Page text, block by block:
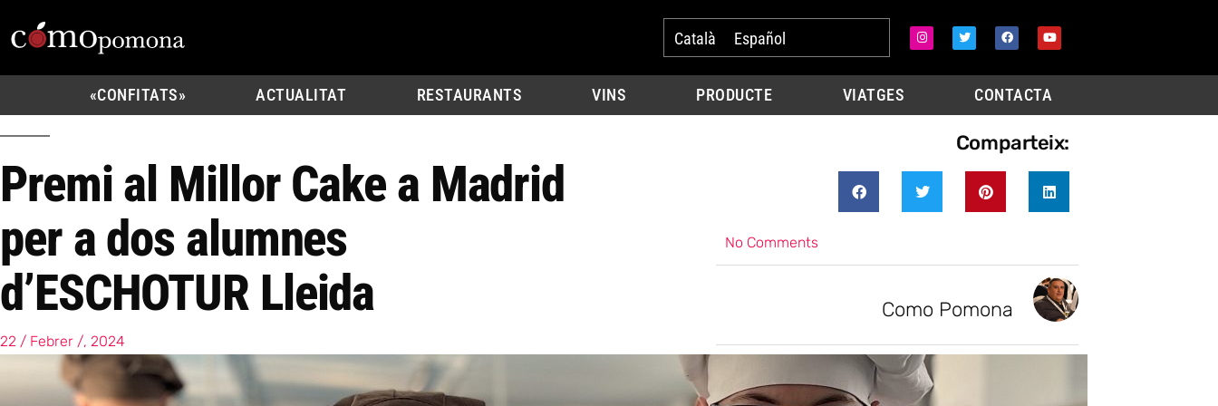
Català Español
«CONFITATS» ACTUALITAT RESTAURANTS VINS PRODUCTE VIATGES CONTACTA
Premi al Millor Cake a Madrid
per a dos alumnes
d’ESCHOTUR Lleida
22 / Febrer /, 2024
Comparteix:
No Comments
Como Pomona